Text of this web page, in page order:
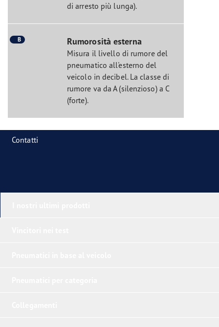
di arresto più lunga).
B Rumorosità esterna
Misura il livello di rumore del
pneumatico all'esterno del
veicolo in decibel. La classe di
rumore va da A (silenzioso) a C
(forte).
Contatti